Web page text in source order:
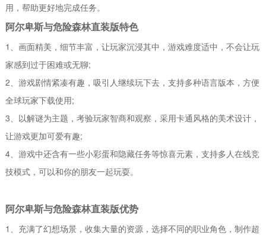
用，帮助更好地完成任务。
阿尔卑斯与危险森林直装版特色
1、画面精美，细节丰富，让玩家沉浸其中，游戏难度适中，不会让玩
家感到过于困难或无聊;
2、游戏剧情紧凑有趣，吸引人继续玩下去，支持多种语言版本，方便
全球玩家下载使用;
3、以解谜为主题，考验玩家智商和观察，采用卡通风格的美术设计，
让游戏更加可爱有趣;
4、游戏中还含有一些小彩蛋和隐藏任务等惊喜元素，支持多人在线竞
技模式，可以和你的朋友一起玩耍。
阿尔卑斯与危险森林直装版优势
1、充满了幻想场景，收集大量的资源，选择不同的职业角色，制作超